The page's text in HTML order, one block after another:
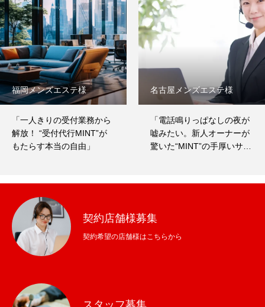
福岡メンズエステ様
「一人きりの受付業務から
解放！ “受付代行MINT”が
もたらす本当の自由」
名古屋メンズエステ様
「電話鳴りっぱなしの夜が
嘘みたい。新人オーナーが
驚いた“MINT”の手厚いサポ
契約店舗様募集
契約希望の店舗様はこちらから
スタッフ募集